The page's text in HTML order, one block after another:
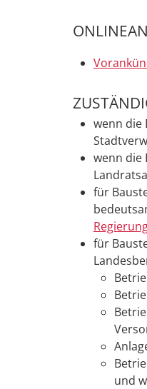
wenn die
wenn die
für
für
und